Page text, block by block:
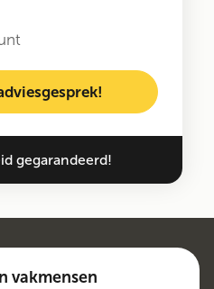
gegarandeerd!
vakmensen